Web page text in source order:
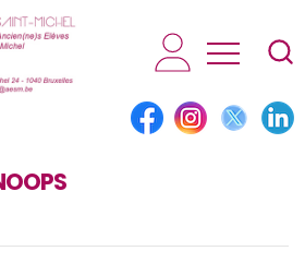
AESM...